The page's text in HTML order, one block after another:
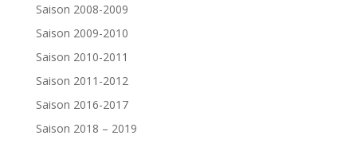
Saison 2008-2009
Saison 2009-2010
Saison 2010-2011
Saison 2011-2012
Saison 2016-2017
Saison 2018 – 2019